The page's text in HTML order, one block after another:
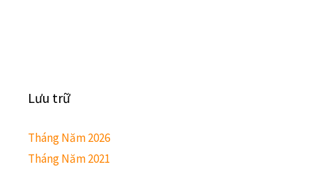
Lưu trữ
Tháng Năm 2026
Tháng Năm 2021